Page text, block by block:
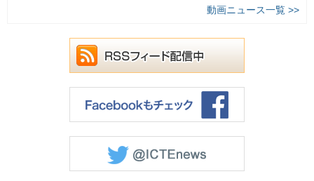
動画ニュース一覧 >>